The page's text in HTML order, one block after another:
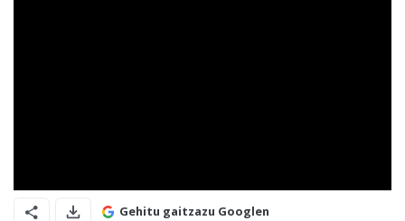
Gehitu gaitzazu Googlen